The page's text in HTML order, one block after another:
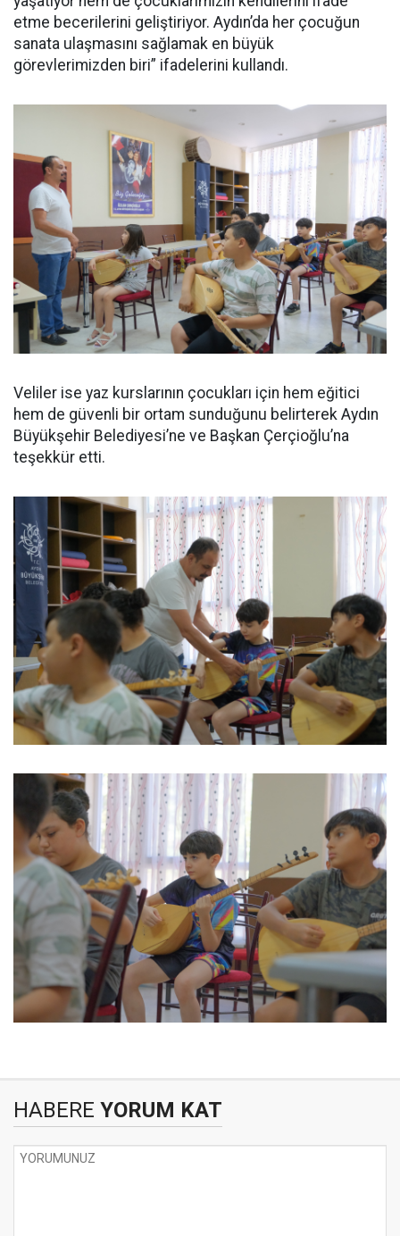
etme becerilerini geliştiriyor. Aydın’da her çocuğun
sanata ulaşmasını sağlamak en büyük
görevlerimizden biri” ifadelerini kullandı.
Veliler ise yaz kurslarının çocukları için hem eğitici
hem de güvenli bir ortam sunduğunu belirterek Aydın
Büyükşehir Belediyesi’ne ve Başkan Çerçioğlu’na
teşekkür etti.
HABERE YORUM KAT